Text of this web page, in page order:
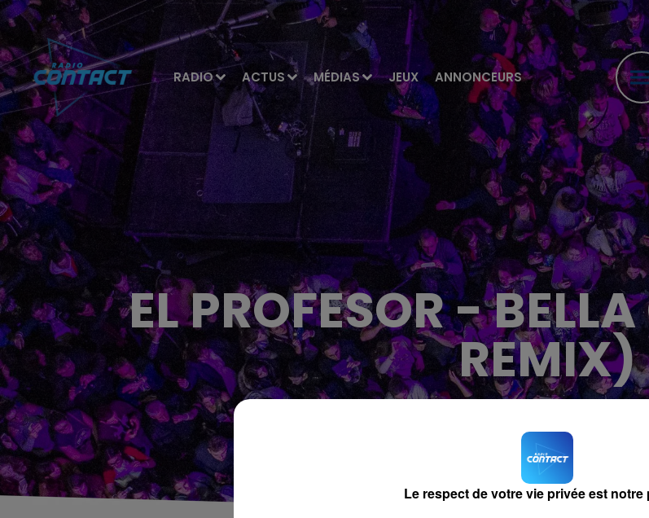
RADIO ACTUS MÉDIAS JEUX ANNONCEURS
EL PROFESOR -
REMIX)
Le respect de votre vie privée est notre